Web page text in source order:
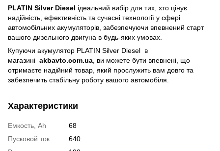
PLATIN Silver Diesel ідеальний вибір для тих, хто цінує
надійність, ефективність та сучасні технології у сфері
автомобільних акумуляторів, забезпечуючи впевнений старт
вашого дизельного двигуна в будь-яких умовах.
Купуючи акумулятор PLATIN Silver Diesel в
магазині akbavto.com.ua, ви можете бути впевнені, що
отримаєте надійний товар, який прослужить вам довго та
забезпечить стабільну роботу вашого автомобіля.
Характеристики
Емкость, Ah
68
Пусковой ток
640